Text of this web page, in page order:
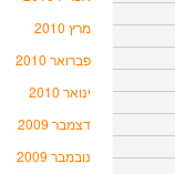
מרץ 2010
פברואר 2010
ינואר 2010
דצמבר 2009
נובמבר 2009